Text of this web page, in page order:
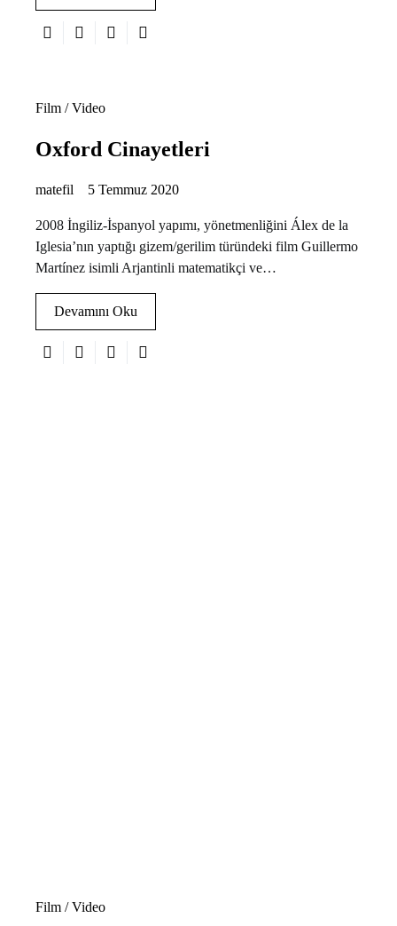
Film / Video
Oxford Cinayetleri
matefil 5 Temmuz 2020
2008 İngiliz-İspanyol yapımı, yönetmenliğini Álex de la
Iglesia’nın yaptığı gizem/gerilim türündeki film Guillermo
Martínez isimli Arjantinli matematikçi ve…
Devamını Oku
Film / Video